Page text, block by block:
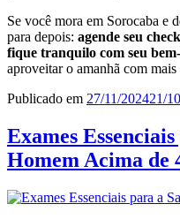
Se você mora em Sorocaba e
para depois: agende seu
fique tranquilo com seu
aproveitar o amanhã com
Publicado em 27/11/202421/
Exames
Homem Acima de